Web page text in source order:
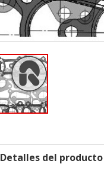
Detalles del producto